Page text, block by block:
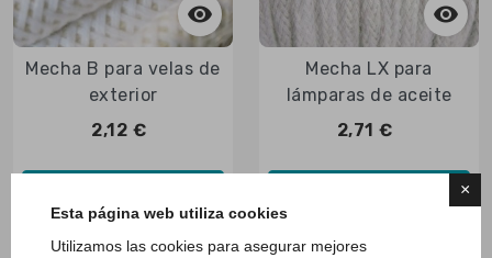
×
Esta página web utiliza cookies
Utilizamos las cookies para asegurar mejores

 Vista rápida
Mecha B para velas de
exterior
2,12 €

 Vista rápida
Mecha LX para
lámparas de aceite
2,71 €